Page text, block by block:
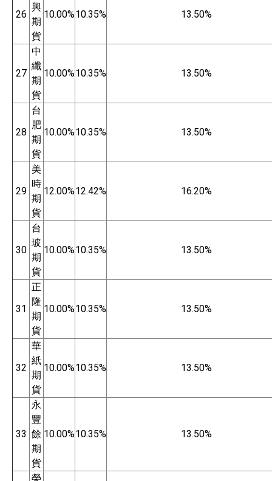
26
興
期
貨
10.00%10.35% 13.50%
27
中
纖
期
貨
10.00%10.35% 13.50%
28
台
肥
期
貨
10.00%10.35% 13.50%
29
美
時
期
貨
12.00%12.42% 16.20%
30
台
玻
期
貨
10.00%10.35% 13.50%
31
正
隆
期
貨
10.00%10.35% 13.50%
32
華
紙
期
貨
10.00%10.35% 13.50%
33
永
豐
餘
期
貨
10.00%10.35% 13.50%
榮